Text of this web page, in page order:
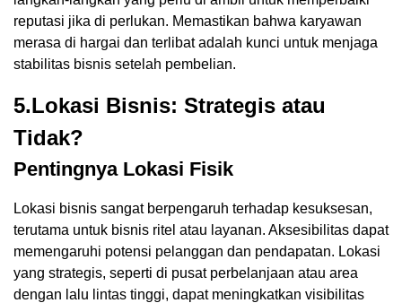
reputasi jika di perlukan. Memastikan bahwa karyawan
merasa di hargai dan terlibat adalah kunci untuk menjaga
stabilitas bisnis setelah pembelian.
5.Lokasi Bisnis: Strategis atau
Tidak?
Pentingnya Lokasi Fisik
Lokasi bisnis sangat berpengaruh terhadap kesuksesan,
terutama untuk bisnis ritel atau layanan. Aksesibilitas dapat
memengaruhi potensi pelanggan dan pendapatan. Lokasi
yang strategis, seperti di pusat perbelanjaan atau area
dengan lalu lintas tinggi, dapat meningkatkan visibilitas